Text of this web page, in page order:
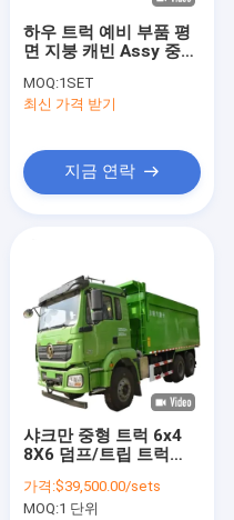
하우 트럭 예비 부품 평
면 지붕 캐빈 Assy 중량
MOQ:1SET
최신 가격 받기
지금 연락
샤크만 중형 트럭 6x4
8X6 덤프/트립 트럭
M3000 X6000
가격:$39,500.00/sets
MOQ:1 단위